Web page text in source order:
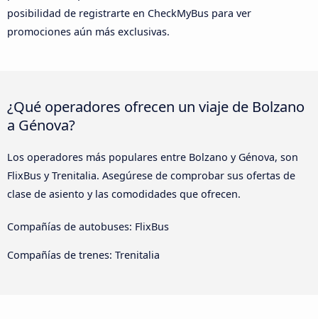
posibilidad de registrarte en CheckMyBus para ver
promociones aún más exclusivas.
¿Qué operadores ofrecen un viaje de Bolzano
a Génova?
Los operadores más populares entre Bolzano y Génova, son
FlixBus y Trenitalia. Asegúrese de comprobar sus ofertas de
clase de asiento y las comodidades que ofrecen.
Compañías de autobuses: FlixBus
Compañías de trenes: Trenitalia